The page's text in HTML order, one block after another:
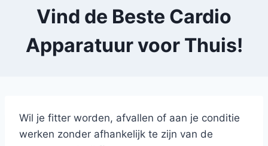
Vind de Beste Cardio
Apparatuur voor Thuis!
Wil je fitter worden, afvallen of aan je conditie
werken zonder afhankelijk te zijn van de